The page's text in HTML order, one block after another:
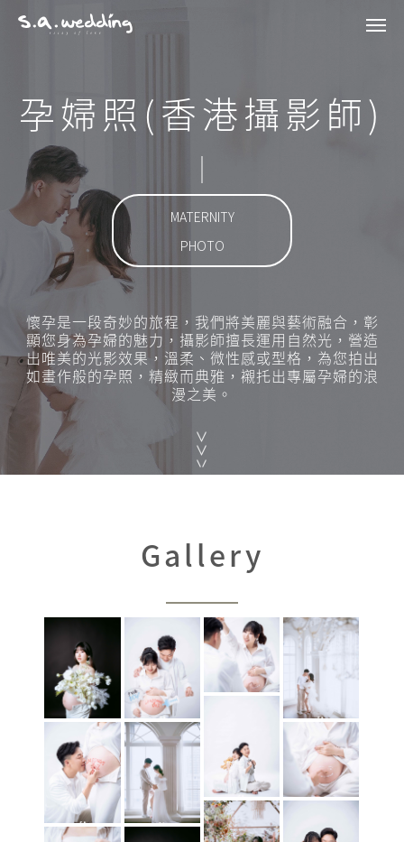
Skip
content孕婦照(香港攝影師)
MATERNITY
PHOTO
懷孕是一段奇妙的旅程，我們將美麗與藝術融合，彰
顯您身為孕婦的魅力，攝影師擅長運用自然光，營造
出唯美的光影效果，溫柔、微性感或型格，為您拍出
如畫作般的孕照，精緻而典雅，襯托出專屬孕婦的浪
漫之美。
Gallery